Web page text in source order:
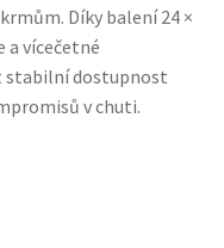
bez obilovin
Díky balení 24 ×
a vícečetné
stabilní dostupnost
v chuti.